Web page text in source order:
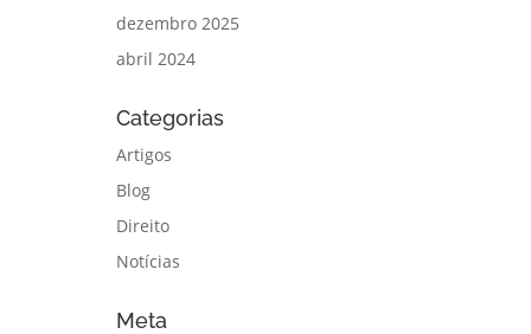
dezembro 2025
abril 2024
Categorias
Artigos
Blog
Direito
Notícias
Meta